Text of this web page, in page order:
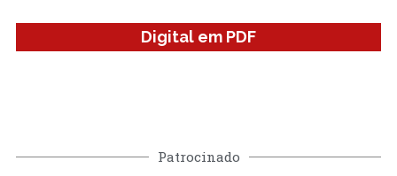
Digital em PDF
Patrocinado